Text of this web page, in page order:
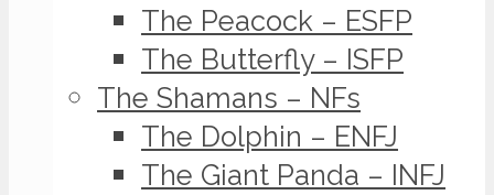
The Peacock – ESFP
The Butterfly – ISFP
The Shamans – NFs
The Dolphin – ENFJ
The Giant Panda – INFJ